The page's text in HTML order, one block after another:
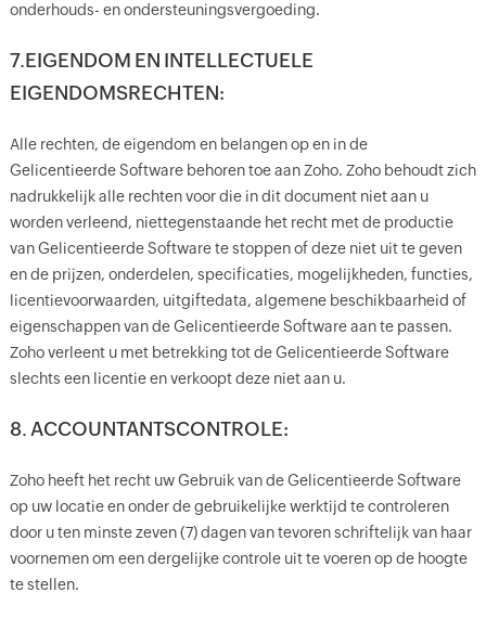
onderhouds- en ondersteuningsvergoeding.
7.EIGENDOM EN INTELLECTUELE
EIGENDOMSRECHTEN:
Alle rechten, de eigendom en belangen op en in de
Gelicentieerde Software behoren toe aan Zoho. Zoho behoudt zich
nadrukkelijk alle rechten voor die in dit document niet aan u
worden verleend, niettegenstaande het recht met de productie
van Gelicentieerde Software te stoppen of deze niet uit te geven
en de prijzen, onderdelen, specificaties, mogelijkheden, functies,
licentievoorwaarden, uitgiftedata, algemene beschikbaarheid of
eigenschappen van de Gelicentieerde Software aan te passen.
Zoho verleent u met betrekking tot de Gelicentieerde Software
slechts een licentie en verkoopt deze niet aan u.
8. ACCOUNTANTSCONTROLE:
Zoho heeft het recht uw Gebruik van de Gelicentieerde Software
op uw locatie en onder de gebruikelijke werktijd te controleren
door u ten minste zeven (7) dagen van tevoren schriftelijk van haar
voornemen om een dergelijke controle uit te voeren op de hoogte
te stellen.